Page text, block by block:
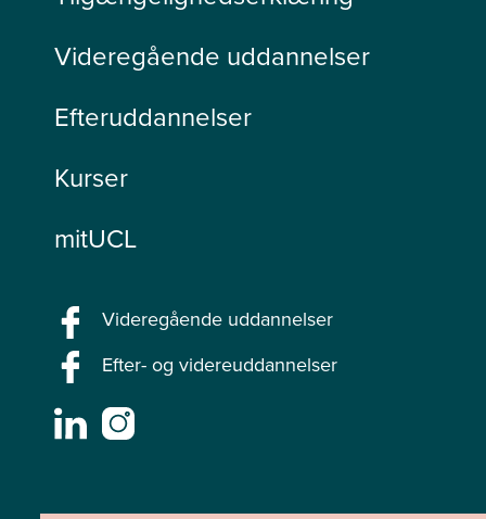
Videregående uddannelser
Efteruddannelser
Kurser
mitUCL
Videregående uddannelser
Efter- og videreuddannelser